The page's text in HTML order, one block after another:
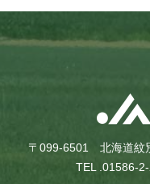
〒099-6501 北海道紋
TEL .01586-